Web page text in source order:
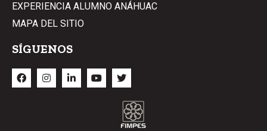
EXPERIENCIA ALUMNO ANÁHUAC
MAPA DEL SITIO
SÍGUENOS